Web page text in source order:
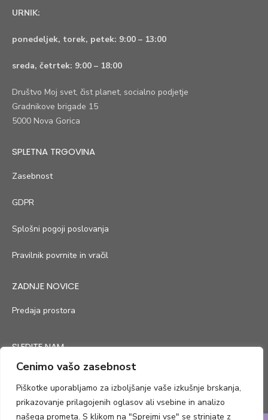
Cenimo vašo zasebnost
Piškotke uporabljamo za izboljšanje vaše izkušnje brskanja,
prikazovanje prilagojenih oglasov ali vsebine in analizo
našega prometa. S klikom na "Sprejmi vse" se strinjate z
URNIK:
ponedeljek, torek, petek: 9:00 – 13:00
sreda, četrtek: 9:00 – 18:00
Društvo Moj svet, čist planet, socialno podjetje
Gradnikove brigade 15
5000 Nova Gorica
SPLETNA TRGOVINA
Zasebnost
GDPR
Splošni pogoji poslovanja
Pravilnik povrnite in vračil
ZADNJE NOVICE
Predaja prostora
SLEDITE NAM